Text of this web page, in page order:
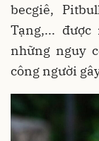
becgiê,
Tạng,...
những nguy
công người